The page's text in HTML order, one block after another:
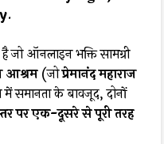
.
जो ऑनलाइन भक्ति सामग्री
आश्रम(जोप्रेमानंद महाराज
समानता के बावजूद, दोनों
पर एक-दूसरे से पूरी तरह